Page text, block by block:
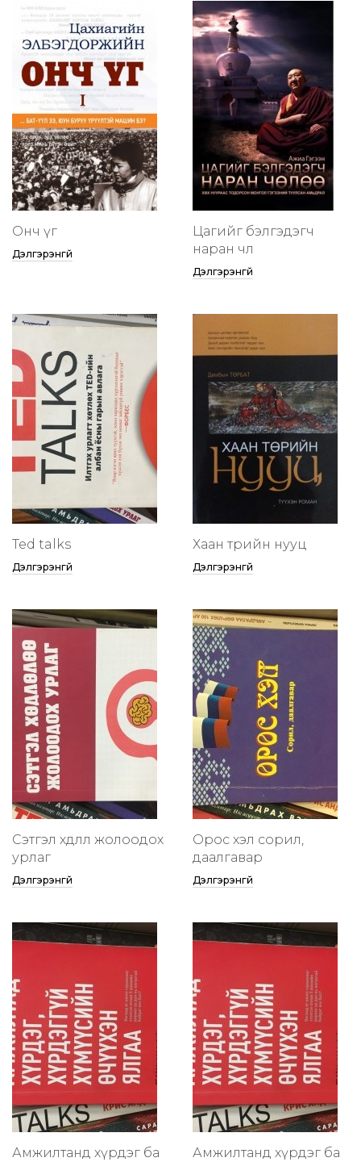
Онч үг
Дэлгэрэнгүй
Цагийг бэлгэдэгч
наран чөлөө
Дэлгэрэнгүй
Ted talks
Дэлгэрэнгүй
Хаан төрийн нууц
Дэлгэрэнгүй
Сэтгэл хөдлөлөө жолоодох
урлаг
Дэлгэрэнгүй
Орос хэл сорил,
даалгавар
Дэлгэрэнгүй
Амжилтанд хүрдэг ба
Амжилтанд хүрдэг ба